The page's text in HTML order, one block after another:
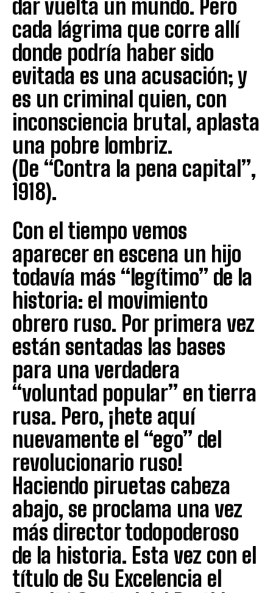
dar vuelta un mundo. Pero
cada lágrima que corre allí
donde podría haber sido
evitada es una acusación; y
es un criminal quien, con
inconsciencia brutal, aplasta
una pobre lombriz.
(De “Contra la pena capital”,
1918).
Con el tiempo vemos
aparecer en escena un hijo
todavía más “legítimo” de la
historia: el movimiento
obrero ruso. Por primera vez
están sentadas las bases
para una verdadera
“voluntad popular” en tierra
rusa. Pero, ¡hete aquí
nuevamente el “ego” del
revolucionario ruso!
Haciendo piruetas cabeza
abajo, se proclama una vez
más director todopoderoso
de la historia. Esta vez con el
título de Su Excelencia el